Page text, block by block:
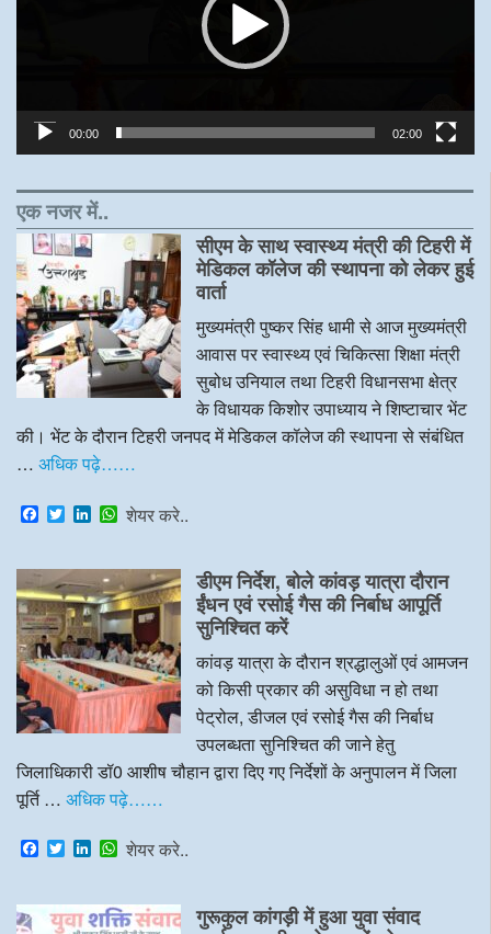
00:00 02:00
एक नजर में..
सीएम के साथ स्वास्थ्य मंत्री की टिहरी में
मेडिकल कॉलेज की स्थापना को लेकर हुई
वार्ता
मुख्यमंत्री पुष्कर सिंह धामी से आज मुख्यमंत्री
आवास पर स्वास्थ्य एवं चिकित्सा शिक्षा मंत्री
सुबोध उनियाल तथा टिहरी विधानसभा क्षेत्र
के विधायक किशोर उपाध्याय ने शिष्टाचार भेंट
की। भेंट के दौरान टिहरी जनपद में मेडिकल कॉलेज की स्थापना से संबंधित
… अधिक पढ़े……
F
a
e
b
o
o
k
T
w
t
t
e
r
L
k
e
d
I
n
W
t
s
A
p
p
शेयर करे..
डीएम निर्देश, बोले कांवड़ यात्रा दौरान
ईंधन एवं रसोई गैस की निर्बाध आपूर्ति
सुनिश्चित करें
कांवड़ यात्रा के दौरान श्रद्धालुओं एवं आमजन
को किसी प्रकार की असुविधा न हो तथा
पेट्रोल, डीजल एवं रसोई गैस की निर्बाध
उपलब्धता सुनिश्चित की जाने हेतु
जिलाधिकारी डॉ0 आशीष चौहान द्वारा दिए गए निर्देशों के अनुपालन में जिला
पूर्ति … अधिक पढ़े……
F
a
e
b
T
w
t
t
L
k
e
W
t
s
शेयर करे..
गुरूकुल कांगड़ी में हुआ युवा संवाद